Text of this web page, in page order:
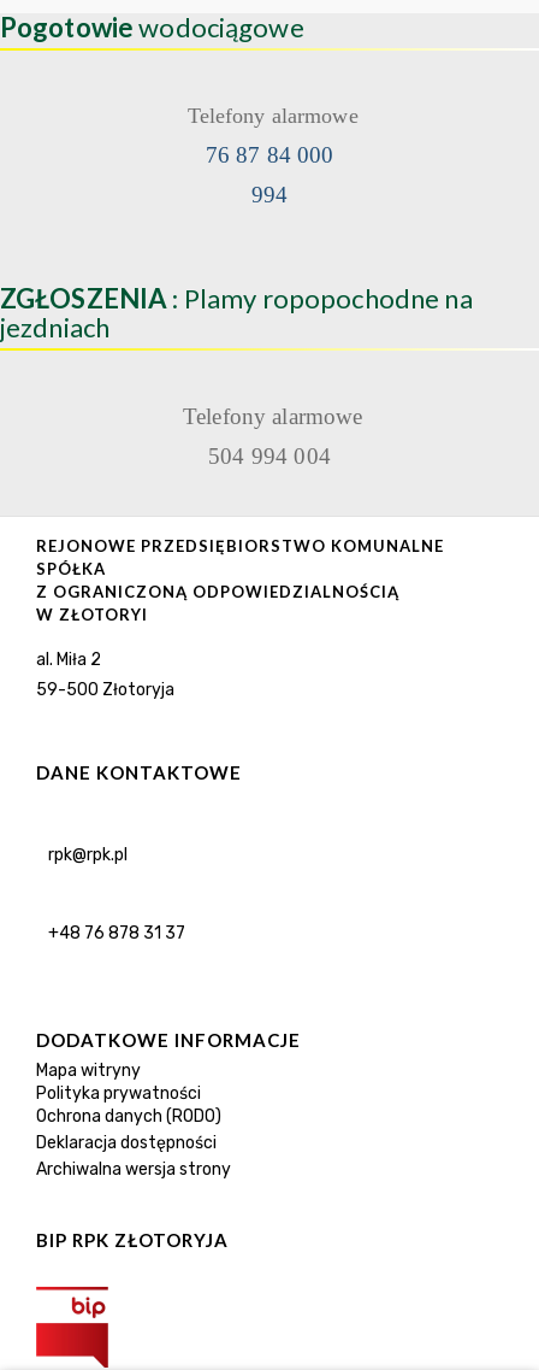
Pogotowiewodociągowe
Telefony alarmowe
76 87 84 000
994
ZGŁOSZENIA : Plamy ropopochodne na
jezdniach
Telefony alarmowe
504 994 004
REJONOWE PRZEDSIĘBIORSTWO KOMUNALNE
SPÓŁKA
Z OGRANICZONĄ ODPOWIEDZIALNOŚCIĄ
W ZŁOTORYI
al. Miła 2
59-500 Złotoryja
DANE KONTAKTOWE
rpk@rpk.pl
+48 76 878 31 37
DODATKOWE INFORMACJE
Mapa witryny
Polityka prywatności
Ochrona danych (RODO)
Deklaracja dostępności
Archiwalna wersja strony
BIP RPK ZŁOTORYJA